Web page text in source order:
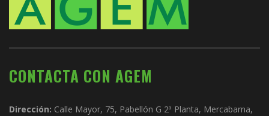
CONTACTA CON AGEM
Dirección: Calle Mayor, 75, Pabellón G 2ª Planta, Mercabarna,